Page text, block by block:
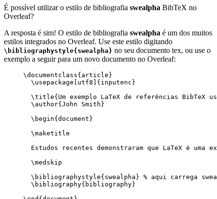
É possível utilizar o estilo de bibliografia swealpha BibTeX no
Overleaf?
A resposta é sim! O estilo de bibliografia swealpha é um dos muitos
estilos integrados no Overleaf. Use este estilo digitando
\bibliographystyle{swealpha} no seu documento tex, ou use o
exemplo a seguir para um novo documento no Overleaf:
\documentclass{ article }
\usepackage
utf8 ]{ inputenc }
\title{Um exemplo LaTeX de referências
\author{John Smith}
\begin{ document }
\maketitle
Estudos recentes demonstraram que LaTeX é
\medskip
\bibliographystyle{swealpha} % aqui carrega
\bibliography{bibliography}